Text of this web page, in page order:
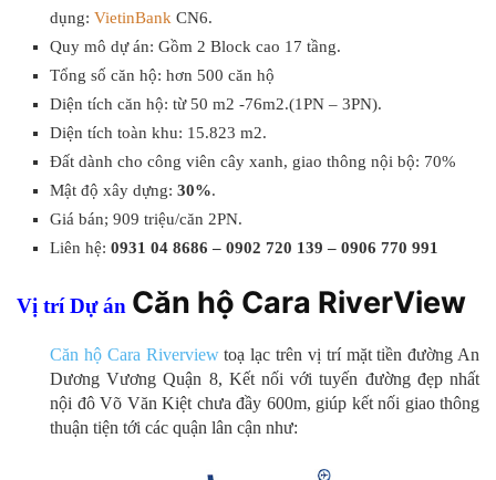
dụng: VietinBank CN6.
Quy mô dự án: Gồm 2 Block cao 17 tầng.
Tổng số căn hộ: hơn 500 căn hộ
Diện tích căn hộ: từ 50 m2 -76m2.(1PN – 3PN).
Diện tích toàn khu: 15.823 m2.
Đất dành cho công viên cây xanh, giao thông nội bộ: 70%
Mật độ xây dựng: 30%.
Giá bán; 909 triệu/căn 2PN.
Liên hệ: 0931 04 8686 – 0902 720 139 – 0906 770 991
Vị trí Dự án Căn hộ Cara RiverView
Căn hộ Cara Riverviewtoạ lạc trên vị trí mặt tiền đường An
Dương Vương Quận 8, Kết nối với tuyến đường đẹp nhất
nội đô Võ Văn Kiệt chưa đầy 600m, giúp kết nối giao thông
thuận tiện tới các quận lân cận như: